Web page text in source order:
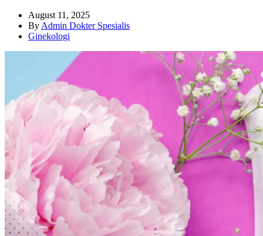
August 11, 2025
By Admin Dokter Spesialis
Ginekologi